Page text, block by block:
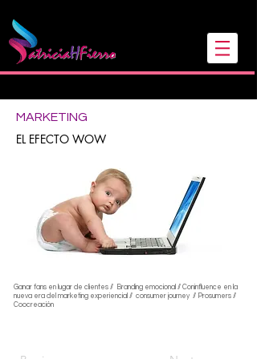
MARKETING
EL EFECTO WOW
Ganar fans en lugar de clientes // Branding emocional // Coninfluence en la
nueva era del marketing experiencial // consumer journey // Prosumers //
Coocreación